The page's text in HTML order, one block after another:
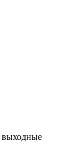
выходные